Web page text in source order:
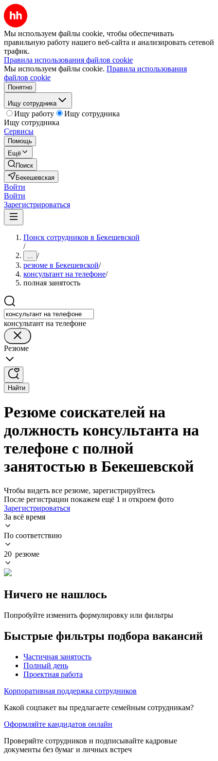
Мы используем файлы cookie, чтобы обеспечивать
правильную работу нашего веб-сайта и анализировать сетевой
трафик.
Правила использования файлов cookie
Мы используем файлы cookie. Правила использования
файлов cookie
Понятно
Ищу сотрудника
Ищу работу
Ищу сотрудника
Ищу сотрудника
Сервисы
Помощь
Ещё
Поиск
Бекешевская
Войти
Войти
Зарегистрироваться
Поиск сотрудников в Бекешевской
/
... /
резюме в Бекешевской/
консультант на телефоне/
полная занятость
консультант на телефоне
Резюме
Найти
Резюме соискателей на
должность консультанта на
телефоне с полной
занятостью в Бекешевской
Чтобы видеть все резюме, зарегистрируйтесь
После регистрации покажем ещё 1 и откроем фото
Зарегистрироваться
За всё время
По соответствию
20 резюме
Ничего не нашлось
Попробуйте изменить формулировку или фильтры
Быстрые фильтры подбора вакансий
Частичная занятость
Полный день
Проектная работа
Корпоративная поддержка сотрудников
Какой соцпакет вы предлагаете семейным сотрудникам?
Оформляйте кандидатов онлайн
Проверяйте сотрудников и подписывайте кадровые
документы без бумаг и личных встреч